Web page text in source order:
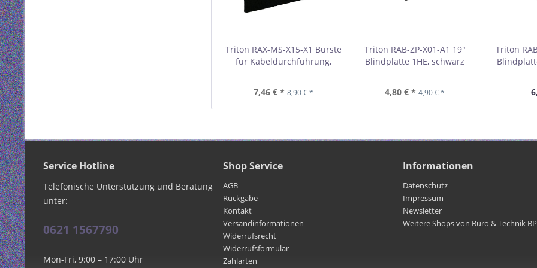
Triton RAX-MS-X15-X1 Bürste
für Kabeldurchführung,
7,46 € * 8,90 € *
Triton RAB-ZP-X01-A1 19"
Blindplatte 1HE, schwarz
4,80 € * 4,90 € *
Triton
Service Hotline
Telefonische Unterstützung und Beratung
unter:
0621 1567790
Mon-Fri, 9:00 – 17:00 Uhr
Shop Service
AGB
Rückgabe
Kontakt
Versandinformationen
Widerrufsrecht
Widerrufsformular
Zahlarten
Informationen
Datenschutz
Impressum
Newsletter
Weitere Shops von Büro & Technik